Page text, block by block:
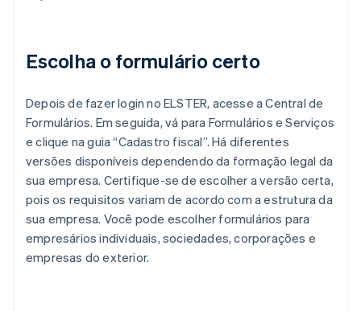
Escolha o formulário certo
Depois de fazer login no ELSTER, acesse a Central de
Formulários. Em seguida, vá para Formulários e Serviços
e clique na guia “Cadastro fiscal”. Há diferentes
versões disponíveis dependendo da formação legal da
sua empresa. Certifique-se de escolher a versão certa,
pois os requisitos variam de acordo com a estrutura da
sua empresa. Você pode escolher formulários para
empresários individuais, sociedades, corporações e
empresas do exterior.